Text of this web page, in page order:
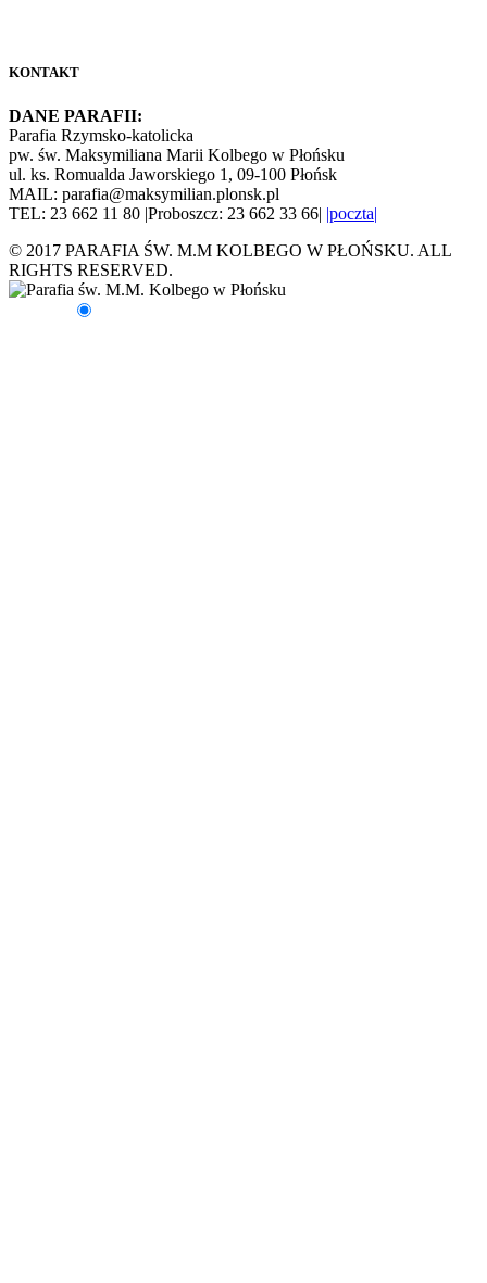
KONTAKT
DANE PARAFII:
Parafia Rzymsko-katolicka
pw. św. Maksymiliana Marii Kolbego w Płońsku
ul. ks. Romualda Jaworskiego 1, 09-100 Płońsk
MAIL: parafia@maksymilian.plonsk.pl
TEL: 23 662 11 80 |Proboszcz: 23 662 33 66| |poczta|
© 2017 PARAFIA ŚW. M.M KOLBEGO W PŁOŃSKU. ALL
RIGHTS RESERVED.